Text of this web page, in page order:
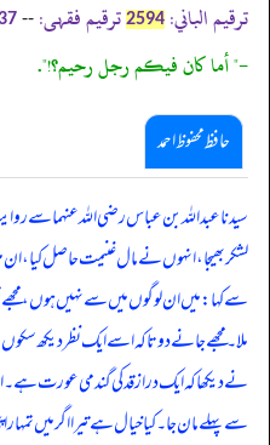
ترقیم الباني: 2594 ترقیم فقہی: --
-" أما كان فيكم رجل رحيم؟!".
حافظ محفوظ احمد
سیدنا عبداللہ بن عباس رضی اللہ عنہما سے
لشکر بھیجا، انہوں نے مال غنیمت حاصل کیا،
سے کہا: میں ان لوگوں میں سے نہیں ہوں،
ملا۔ مجھے جانے دو تاکہ اسے ایک نظر دیکھ
نے دیکھا کہ ایک دراز قد کی گندمی عورت
سے پہلے مان جا۔ کیا خیال ہے تیرا اگر میں